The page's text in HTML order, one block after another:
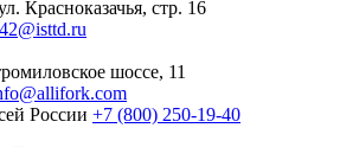
Красноказачья, стр. 16
шоссе, 11
России +7 (800) 250-19-40